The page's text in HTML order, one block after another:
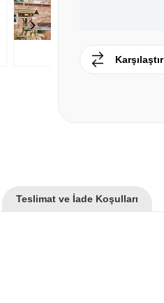
Karşılaştır
Teslimat ve İade Koşulları